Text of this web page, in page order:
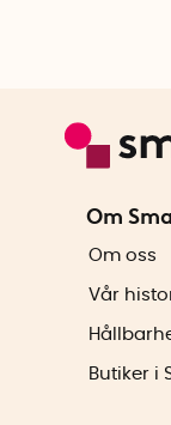
Om
Om oss
Vår
Butiker i